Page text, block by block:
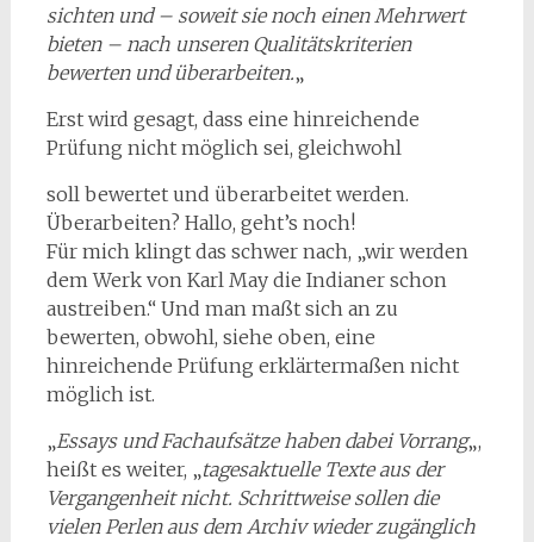
sichten und – soweit sie noch einen Mehrwert
bieten – nach unseren Qualitätskriterien
bewerten und überarbeiten.„
Erst wird gesagt, dass eine hinreichende
Prüfung nicht möglich sei, gleichwohl
soll bewertet und überarbeitet werden.
Überarbeiten? Hallo, geht’s noch!
Für mich klingt das schwer nach, „wir werden
dem Werk von Karl May die Indianer schon
austreiben.“ Und man maßt sich an zu
bewerten, obwohl, siehe oben, eine
hinreichende Prüfung erklärtermaßen nicht
möglich ist.
„Essays und Fachaufsätze haben dabei Vorrang„,
heißt es weiter, „tagesaktuelle Texte aus der
Vergangenheit nicht. Schrittweise sollen die
vielen Perlen aus dem Archiv wieder zugänglich